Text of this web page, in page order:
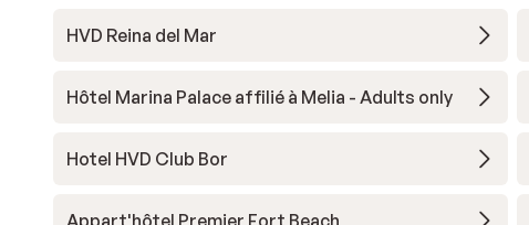
HVD Reina del Mar
Hôtel Marina Palace affilié à Melia - Adults only
Hotel HVD Club Bor